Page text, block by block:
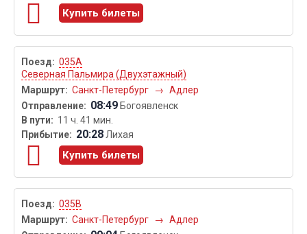
Купить билеты
035А
Северная Пальмира (Двухэтажный)
Санкт-Петербург
→ Адлер
08:49 Богоявленск
11 ч. 41 мин.
20:28Лихая
Купить билеты
035В
Санкт-Петербург
→ Адлер